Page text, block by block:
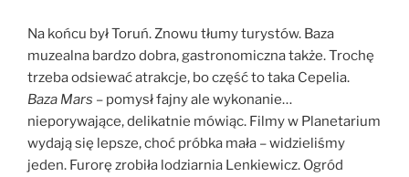
Na końcu był Toruń. Znowu tłumy turystów. Baza
muzealna bardzo dobra, gastronomiczna także. Trochę
trzeba odsiewać atrakcje, bo część to taka Cepelia.
Baza Mars – pomysł fajny ale wykonanie…
nieporywające, delikatnie mówiąc. Filmy w Planetarium
wydają się lepsze, choć próbka mała – widzieliśmy
jeden. Furorę zrobiła lodziarnia Lenkiewicz. Ogród